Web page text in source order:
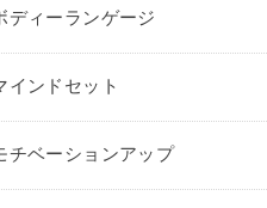
ディーランゲージ
インドセット
チベーションアップ